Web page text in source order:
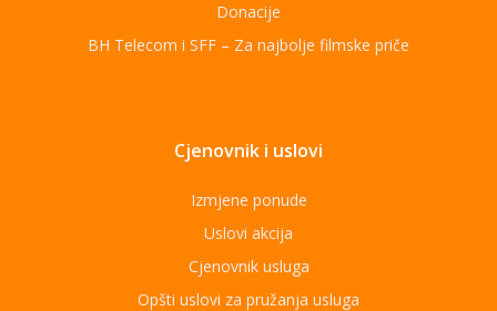
Donacije
BH Telecom i SFF – Za najbolje filmske priče
Cjenovnik i uslovi
Izmjene ponude
Uslovi akcija
Cjenovnik usluga
Opšti uslovi za pružanja usluga